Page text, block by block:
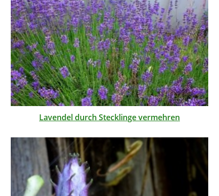
Lavendel durch Stecklinge vermehren